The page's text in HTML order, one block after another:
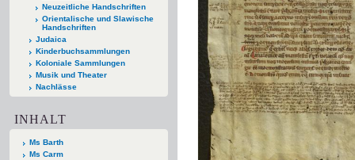
Neuzeitliche Handschriften
Orientalische und Slawische
Handschriften
Judaica
Kinderbuchsammlungen
Koloniale Sammlungen
Musik und Theater
Nachlässe
INHALT
Ms Barth
Ms Carm